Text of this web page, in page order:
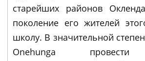
старейших районов
поколение его жителей
школу. В значительной
Onehunga провести